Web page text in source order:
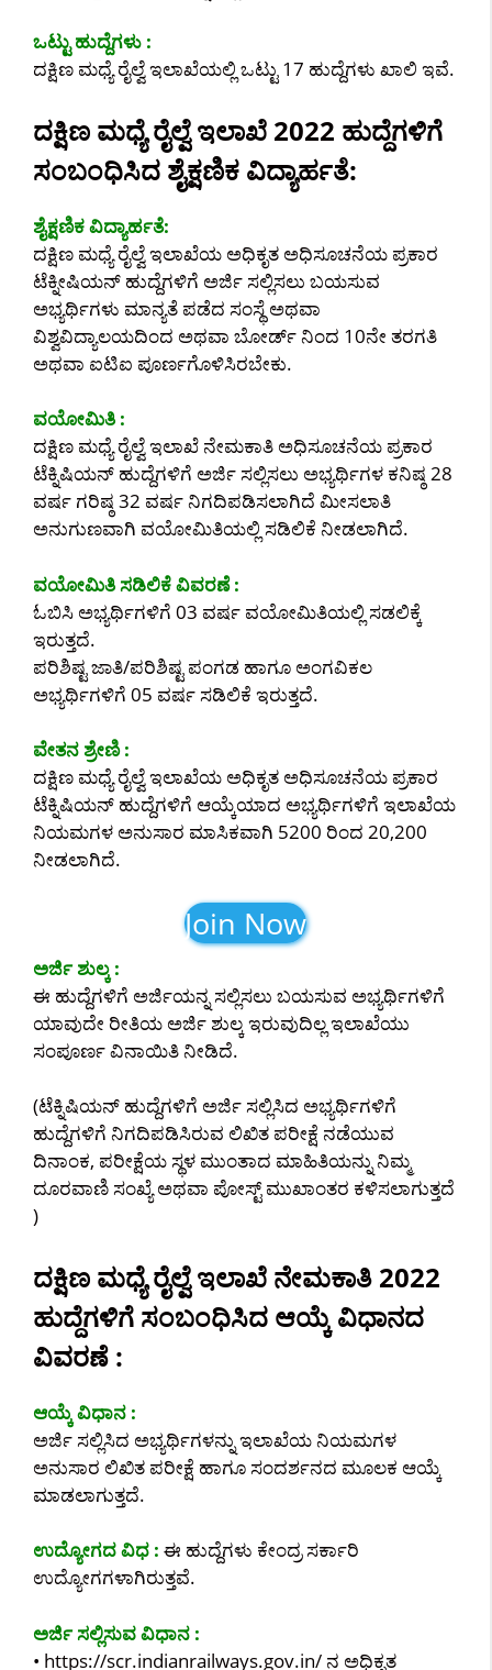
ಒಟ್ಟು ಹುದ್ದೆಗಳು :
ದಕ್ಷಿಣ ಮಧ್ಯೆ ರೈಲ್ವೆ ಇಲಾಖೆಯಲ್ಲಿ ಒಟ್ಟು 17 ಹುದ್ದೆಗಳು ಖಾಲಿ ಇವೆ.
ದಕ್ಷಿಣ ಮಧ್ಯೆ ರೈಲ್ವೆ ಇಲಾಖೆ 2022 ಹುದ್ದೆಗಳಿಗೆ
ಸಂಬಂಧಿಸಿದ ಶೈಕ್ಷಣಿಕ ವಿದ್ಯಾರ್ಹತೆ:
ಶೈಕ್ಷಣಿಕ ವಿದ್ಯಾರ್ಹತೆ:
ದಕ್ಷಿಣ ಮಧ್ಯೆ ರೈಲ್ವೆ ಇಲಾಖೆಯ ಅಧಿಕೃತ ಅಧಿಸೂಚನೆಯ ಪ್ರಕಾರ
ಟೆಕ್ನೀಷಿಯನ್ ಹುದ್ದೆಗಳಿಗೆ ಅರ್ಜಿ ಸಲ್ಲಿಸಲು ಬಯಸುವ
ಅಭ್ಯರ್ಥಿಗಳು ಮಾನ್ಯತೆ ಪಡೆದ ಸಂಸ್ಥೆ ಅಥವಾ
ವಿಶ್ವವಿದ್ಯಾಲಯದಿಂದ ಅಥವಾ ಬೋರ್ಡ್ ನಿಂದ 10ನೇ ತರಗತಿ
ಅಥವಾ ಐಟಿಐ ಪೂರ್ಣಗೊಳಿಸಿರಬೇಕು.
ವಯೋಮಿತಿ :
ದಕ್ಷಿಣ ಮಧ್ಯೆ ರೈಲ್ವೆ ಇಲಾಖೆ ನೇಮಕಾತಿ ಅಧಿಸೂಚನೆಯ ಪ್ರಕಾರ
ಟೆಕ್ನಿಷಿಯನ್ ಹುದ್ದೆಗಳಿಗೆ ಅರ್ಜಿ ಸಲ್ಲಿಸಲು ಅಭ್ಯರ್ಥಿಗಳ ಕನಿಷ್ಠ 28
ವರ್ಷ ಗರಿಷ್ಠ 32 ವರ್ಷ ನಿಗದಿಪಡಿಸಲಾಗಿದೆ ಮೀಸಲಾತಿ
ಅನುಗುಣವಾಗಿ ವಯೋಮಿತಿಯಲ್ಲಿ ಸಡಿಲಿಕೆ ನೀಡಲಾಗಿದೆ.
ವಯೋಮಿತಿ ಸಡಿಲಿಕೆ ವಿವರಣೆ :
ಓಬಿಸಿ ಅಭ್ಯರ್ಥಿಗಳಿಗೆ 03 ವರ್ಷ ವಯೋಮಿತಿಯಲ್ಲಿ ಸಡಲಿಕ್ಕೆ
ಇರುತ್ತದೆ.
ಪರಿಶಿಷ್ಟ ಜಾತಿ/ಪರಿಶಿಷ್ಟ ಪಂಗಡ ಹಾಗೂ ಅಂಗವಿಕಲ
ಅಭ್ಯರ್ಥಿಗಳಿಗೆ 05 ವರ್ಷ ಸಡಿಲಿಕೆ ಇರುತ್ತದೆ.
ವೇತನ ಶ್ರೇಣಿ :
ದಕ್ಷಿಣ ಮಧ್ಯೆ ರೈಲ್ವೆ ಇಲಾಖೆಯ ಅಧಿಕೃತ ಅಧಿಸೂಚನೆಯ ಪ್ರಕಾರ
ಟೆಕ್ನಿಷಿಯನ್ ಹುದ್ದೆಗಳಿಗೆ ಆಯ್ಕೆಯಾದ ಅಭ್ಯರ್ಥಿಗಳಿಗೆ ಇಲಾಖೆಯ
ನಿಯಮಗಳ ಅನುಸಾರ ಮಾಸಿಕವಾಗಿ 5200 ರಿಂದ 20,200
ನೀಡಲಾಗಿದೆ.
Join Now
ಅರ್ಜಿ ಶುಲ್ಕ :
ಈ ಹುದ್ದೆಗಳಿಗೆ ಅರ್ಜಿಯನ್ನ ಸಲ್ಲಿಸಲು ಬಯಸುವ ಅಭ್ಯರ್ಥಿಗಳಿಗೆ
ಯಾವುದೇ ರೀತಿಯ ಅರ್ಜಿ ಶುಲ್ಕ ಇರುವುದಿಲ್ಲ ಇಲಾಖೆಯು
ಸಂಪೂರ್ಣ ವಿನಾಯಿತಿ ನೀಡಿದೆ.
(ಟೆಕ್ನಿಷಿಯನ್ ಹುದ್ದೆಗಳಿಗೆ ಅರ್ಜಿ ಸಲ್ಲಿಸಿದ ಅಭ್ಯರ್ಥಿಗಳಿಗೆ
ಹುದ್ದೆಗಳಿಗೆ ನಿಗದಿಪಡಿಸಿರುವ ಲಿಖಿತ ಪರೀಕ್ಷೆ ನಡೆಯುವ
ದಿನಾಂಕ, ಪರೀಕ್ಷೆಯ ಸ್ಥಳ ಮುಂತಾದ ಮಾಹಿತಿಯನ್ನು ನಿಮ್ಮ
ದೂರವಾಣಿ ಸಂಖ್ಯೆ ಅಥವಾ ಪೋಸ್ಟ್ ಮುಖಾಂತರ ಕಳಿಸಲಾಗುತ್ತದೆ
)
ದಕ್ಷಿಣ ಮಧ್ಯೆ ರೈಲ್ವೆ ಇಲಾಖೆ ನೇಮಕಾತಿ 2022
ಹುದ್ದೆಗಳಿಗೆ ಸಂಬಂಧಿಸಿದ ಆಯ್ಕೆ ವಿಧಾನದ
ವಿವರಣೆ :
ಆಯ್ಕೆ ವಿಧಾನ :
ಅರ್ಜಿ ಸಲ್ಲಿಸಿದ ಅಭ್ಯರ್ಥಿಗಳನ್ನು ಇಲಾಖೆಯ ನಿಯಮಗಳ
ಅನುಸಾರ ಲಿಖಿತ ಪರೀಕ್ಷೆ ಹಾಗೂ ಸಂದರ್ಶನದ ಮೂಲಕ ಆಯ್ಕೆ
ಮಾಡಲಾಗುತ್ತದೆ.
ಉದ್ಯೋಗದ ವಿಧ : ಈ ಹುದ್ದೆಗಳು ಕೇಂದ್ರ ಸರ್ಕಾರಿ
ಉದ್ಯೋಗಗಳಾಗಿರುತ್ತವೆ.
ಅರ್ಜಿ ಸಲ್ಲಿಸುವ ವಿಧಾನ :
• https://scr.indianrailways.gov.in/ ನ ಅಧಿಕೃತ